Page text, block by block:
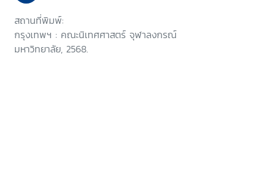
สถานที่พิมพ์:
กรุงเทพฯ : คณะนิเทศศาสตร์ จุฬาลงกรณ์
มหาวิทยาลัย, 2568.